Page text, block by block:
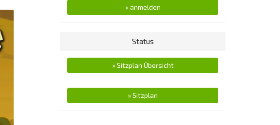
» anmelden
Status
» Sitzplan Übersicht
» Sitzplan